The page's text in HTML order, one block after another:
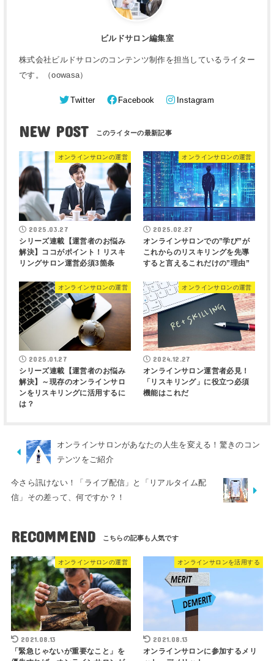
ビルドサロン編集室
株式会社ビルドサロンのコンテンツ制作を担当しているライター
です。（oowasa）
Twitter Facebook Instagram
NEW POST
オンラインサロンの運営
2025.03.27
シリーズ連載【運営者のお悩み
解決】ココがポイント！リスキ
リングサロン運営必須3箇条
オンラインサロンの運営
2025.02.27
オンラインサロンでの”学び”が
これからのリスキリングを先導
すると言えるこれだけの”理由”
オンラインサロンの運営
2025.01.27
シリーズ連載【運営者のお悩み
解決】～現存のオンラインサロ
ンをリスキリングに活用するに
は？
オンラインサロンの運営
2024.12.27
オンラインサロン運営者必見！
「リスキリング」に役立つ必須
機能はこれだ
オンラインサロンがあなたの人生を変える！驚きのコン
テンツをご紹介
今さら訊けない！「ライブ配信」と「リアルタイム配
信」その差って、何ですか？！
RECOMMEND
オンラインサロンの運営
2021.08.13
「緊急じゃないが重要なこと」を
オンラインサロンを活用する
2021.08.13
オンラインサロンに参加するメリ